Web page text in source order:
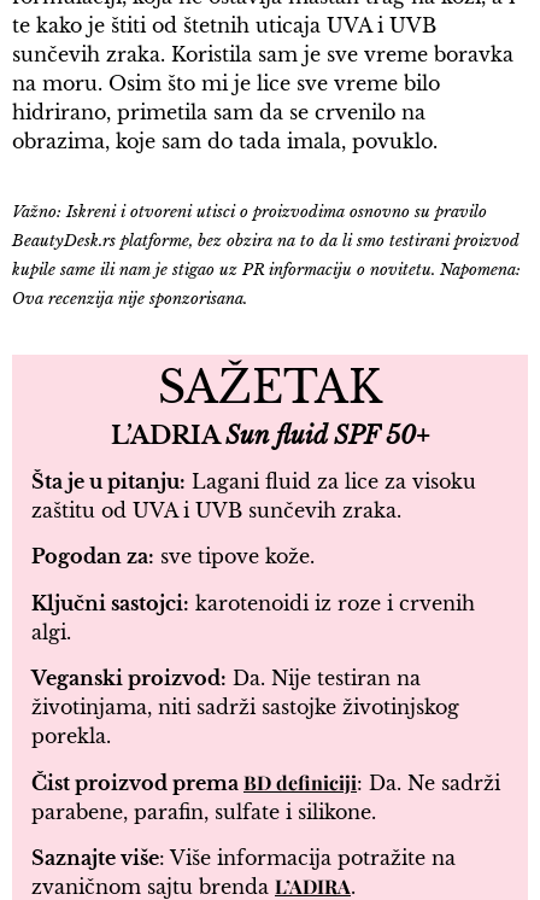
te kako je štiti od štetnih uticaja UVA i UVB
sunčevih zraka. Koristila sam je sve vreme boravka
na moru. Osim što mi je lice sve vreme bilo
hidrirano, primetila sam da se crvenilo na
obrazima, koje sam do tada imala, povuklo.
Važno: Iskreni i otvoreni utisci o proizvodima osnovno su pravilo
BeautyDesk.rs platforme, bez obzira na to da li smo testirani proizvod
kupile same ili nam je stigao uz PR informaciju o novitetu. Napomena:
Ova recenzija nije sponzorisana.
SAŽETAK
L’ADRIASun fluid SPF 50+
Šta je u pitanju: Lagani fluid za lice za visoku
zaštitu od UVA i UVB sunčevih zraka.
Pogodan za: sve tipove kože.
Ključni sastojci: karotenoidi iz roze i crvenih
algi.
Veganski proizvod: Da. Nije testiran na
životinjama, niti sadrži sastojke životinjskog
porekla.
Čist proizvod prema BD definiciji: Da. Ne sadrži
parabene, parafin, sulfate i silikone.
Saznajte više: Više informacija potražite na
zvaničnom sajtu brenda L’ADIRA.